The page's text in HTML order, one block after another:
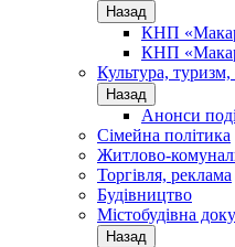
Назад
КНП
КНП
Культура, туризм,
Назад
Анонси
Сімейна політика
Житлово-
Торгівля, реклама
Будівництво
Містобудівна
Назад